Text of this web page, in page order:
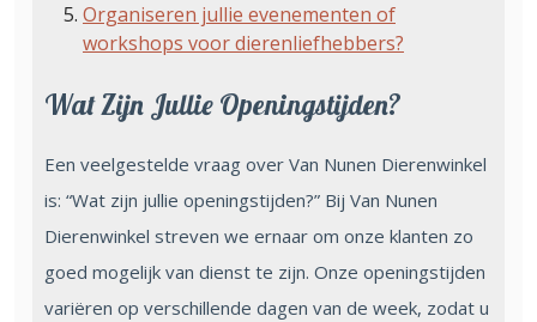
Organiseren jullie evenementen of
workshops voor dierenliefhebbers?
Wat Zijn Jullie Openingstijden?
Een veelgestelde vraag over Van Nunen Dierenwinkel
is: “Wat zijn jullie openingstijden?” Bij Van Nunen
Dierenwinkel streven we ernaar om onze klanten zo
goed mogelijk van dienst te zijn. Onze openingstijden
variëren op verschillende dagen van de week, zodat u